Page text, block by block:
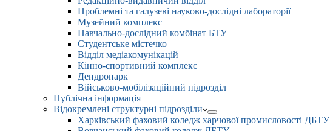
Проблемні та галузеві науково-дослідні лабораторії
Музейний комплекс
Навчально-дослідний комбінат БТУ
Студентське містечко
Відділ медіакомунікацій
Кінно-спортивний комплекс
Дендропарк
Військово-мобілізаційний підрозділ
Публічна інформація
Відокремлені структурні підрозділи
Харківський фаховий коледж харчової промисловості ДБТУ